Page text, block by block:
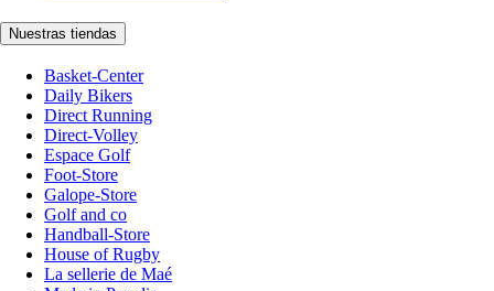
Nuestras tiendas
Basket-Center
Daily Bikers
Direct Running
Direct-Volley
Espace Golf
Foot-Store
Galope-Store
Golf and co
Handball-Store
House of Rugby
La sellerie de Maé